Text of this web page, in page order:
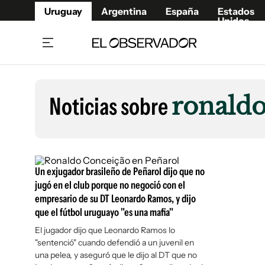
Uruguay Argentina España
Estados
Unidos
Beneficios Member
Café y Negocios
Economía y Empresas
Agro
Brand Studio
Mundo
Cultura y Espectáculos
Noticias sobre
Un exjugador brasileño de Peñarol dijo que no
jugó en el club porque no negoció con el
empresario de su DT Leonardo Ramos, y dijo
que el fútbol uruguayo "es una mafia"
El jugador dijo que Leonardo Ramos lo
"sentenció" cuando defendió a un juvenil en
una pelea, y aseguró que le dijo al DT que no